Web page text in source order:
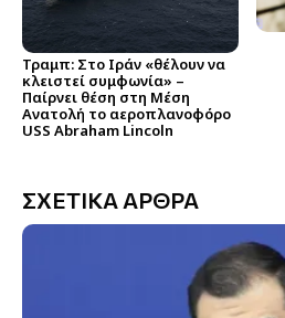
Τραμπ: Στο Ιράν «θέλουν να
κλειστεί συμφωνία» –
Παίρνει θέση στη Μέση
Ανατολή το αεροπλανοφόρο
USS Abraham Lincoln
ΣΧΕΤΙΚΑ ΑΡΘΡΑ